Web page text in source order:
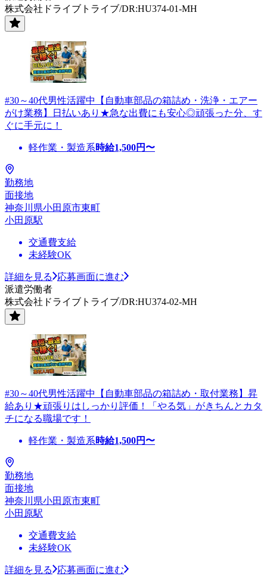
株式会社ドライブトライブ/DR:HU374-01-MH
#30～40代男性活躍中【自動車部品の箱詰め・洗浄・エアー
がけ業務】日払いあり★急な出費にも安心◎頑張った分、す
ぐに手元に！
軽作業・製造系時給1,500円〜
勤務地
面接地
神奈川県小田原市東町
小田原駅
交通費支給
未経験OK
詳細を見る
応募画面に進む
派遣労働者
株式会社ドライブトライブ/DR:HU374-02-MH
#30～40代男性活躍中【自動車部品の箱詰め・取付業務】昇
給あり★頑張りはしっかり評価！「やる気」がきちんとカタ
チになる職場です！
軽作業・製造系時給1,500円〜
勤務地
面接地
神奈川県小田原市東町
小田原駅
交通費支給
未経験OK
詳細を見る
応募画面に進む